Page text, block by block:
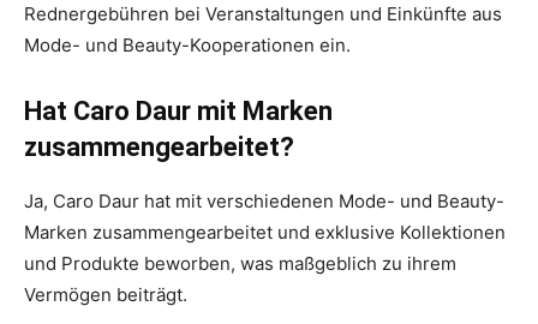
Rednergebühren bei Veranstaltungen und Einkünfte aus
Mode- und Beauty-Kooperationen ein.
Hat Caro Daur mit Marken
zusammengearbeitet?
Ja, Caro Daur hat mit verschiedenen Mode- und Beauty-
Marken zusammengearbeitet und exklusive Kollektionen
und Produkte beworben, was maßgeblich zu ihrem
Vermögen beiträgt.